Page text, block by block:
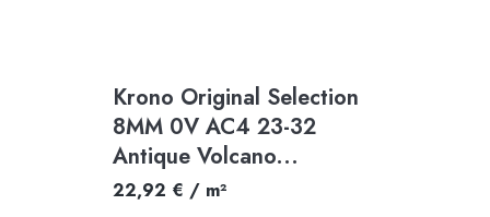
Krono Original Selection
8MM 0V AC4 23-32
Antique Volcano...
22,92 € / m²